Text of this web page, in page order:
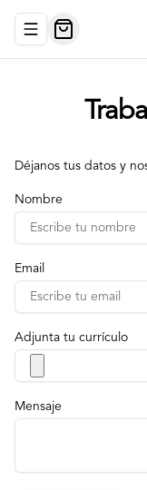
Abrir menu de
Déjanos tus datos y
Nombre
Email
Adjunta tu currículo
Mensaje